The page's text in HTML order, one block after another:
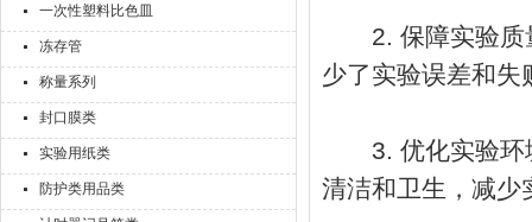
一次性塑料比色皿
冻存管
称量系列
封口膜类
实验用纸类
防护类用品类
2. 保障实验质量
少了实验误差和失
3. 优化实验环境
清洁和卫生，减少